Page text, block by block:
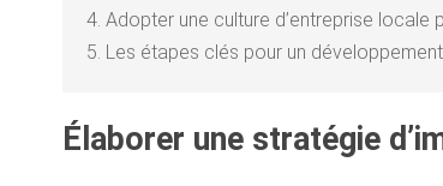
4. Adopter une culture d’entreprise locale
5. Les étapes clés pour un
Élaborer une stratégie